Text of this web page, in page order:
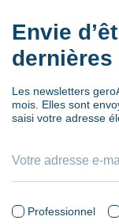
Envie
dernières
Les newsletters
mois. Elles sont
saisi votre adresse
Professionnel